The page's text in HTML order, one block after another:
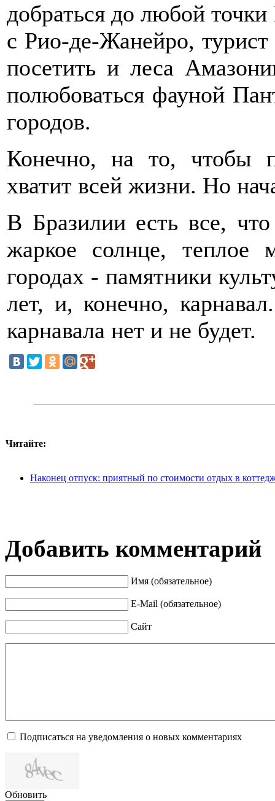
добраться до любой
с Рио-де-Жанейро, турист
посетить и леса
полюбоваться фауной
городов.
Конечно, на то, чтобы
хватит всей жизни. Но
В Бразилии есть все,
жаркое солнце,
городах - памятники
лет, и, конечно,
карнавала нет и не будет.
Читайте:
Наконец отпуск: приятный по стоимости отдых в
Добавить комментарий
Имя (обязательное)
E-Mail (обязательное)
Сайт
Подписаться на уведомления о новых комментариях
Обновить